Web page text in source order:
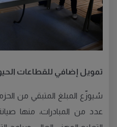
تمويل إضافي للقطاعات
عدد من المبادرات، منها